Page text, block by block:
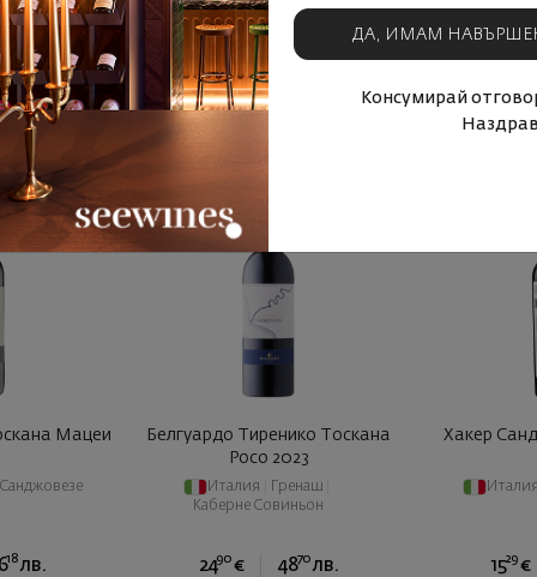
КУПИ СЕГА
Виж подобни продукти
Мацеи
Санджовезе
18 лв.
Белгуардо Тиренико Тоскана
Росо 2023
Италия Гренаш
Каберне Совиньон
2490 € 4870 лв.
Хакер
Италия
1529 €
ДА, ИМАМ
Консумирай